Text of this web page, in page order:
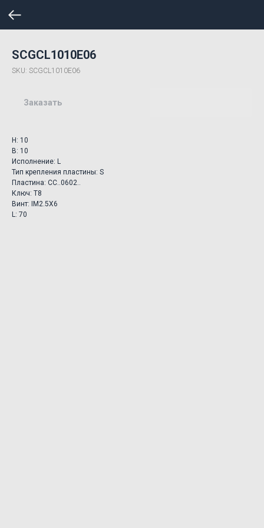
SCGCL1010E06
SKU: SCGCL1010E06
Заказать
H: 10
B: 10
Исполнение: L
Тип крепления пластины: S
Пластина: CC..0602..
Ключ: T8
Винт: IM2.5X6
L: 70